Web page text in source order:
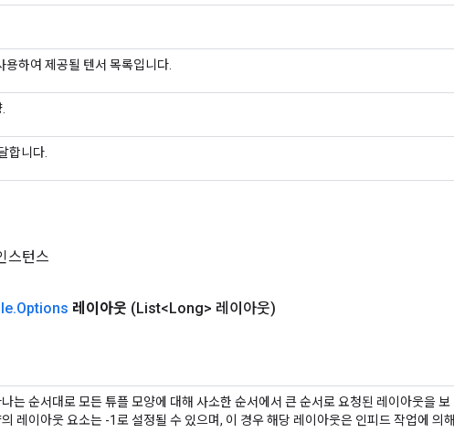
용하여 제공될 텐서 목록입니다.
합니다.
스턴스
.Options 레이아웃 (List<Long> 레이아웃)
는 순서대로 모든 튜플 모양에 대해 사소한 순서에서 큰 순서로 요청된 레이아웃을 보
레이아웃 요소는 -1로 설정될 수 있으며, 이 경우 해당 레이아웃은 인피드 작업에 의해